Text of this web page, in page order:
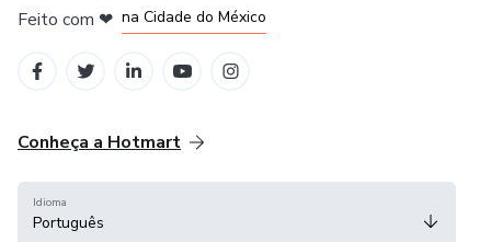
Feito com ❤ na Cidade do México
Conheça a Hotmart
Idioma
Português